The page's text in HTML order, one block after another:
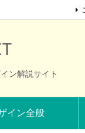
ン解説サイト
イン全般